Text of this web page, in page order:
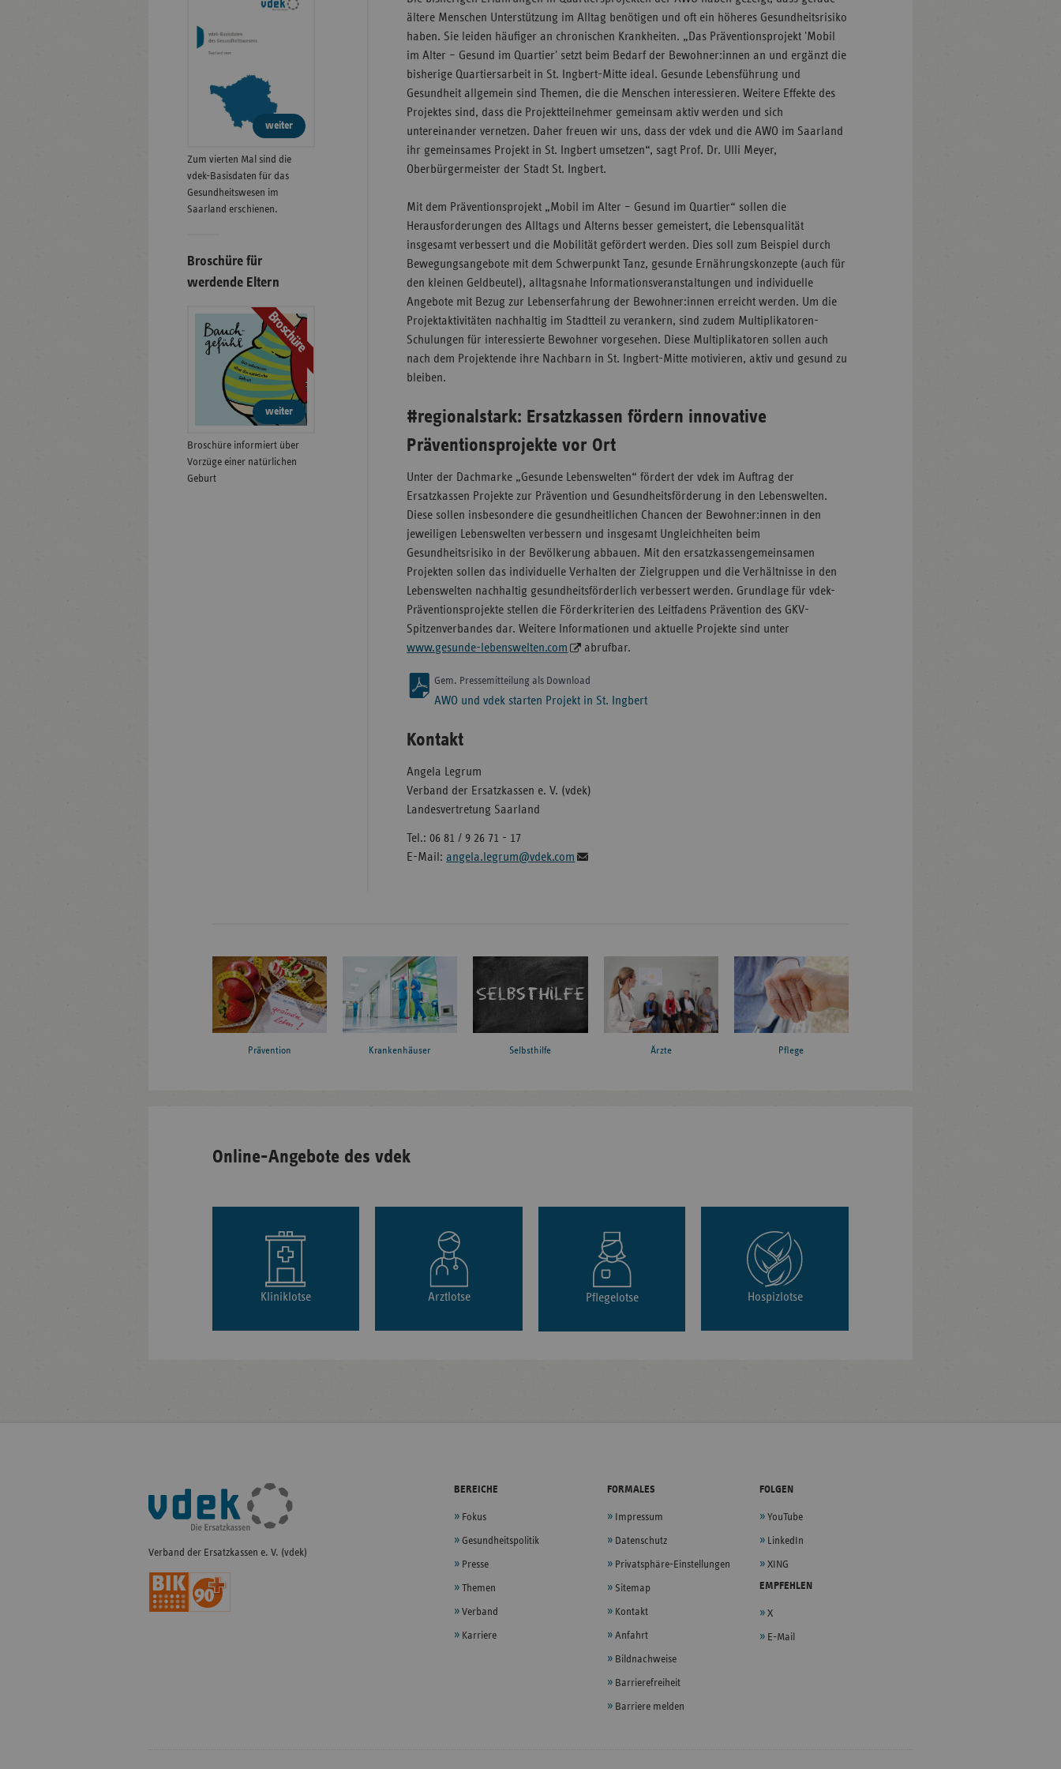
ältere Menschen Unterstützung im Alltag benötigen und oft ein höheres Gesundheitsrisiko
haben. Sie leiden häufiger an chronischen Krankheiten. „Das Präventionsprojekt 'Mobil
im Alter – Gesund im Quartier' setzt beim Bedarf der Bewohner:innen an und ergänzt die
bisherige Quartiersarbeit in St. Ingbert-Mitte ideal. Gesunde Lebensführung und
Gesundheit allgemein sind Themen, die die Menschen interessieren. Weitere Effekte des
Projektes sind, dass die Projektteilnehmer gemeinsam aktiv werden und sich
untereinander vernetzen. Daher freuen wir uns, dass der vdek und die AWO im Saarland
ihr gemeinsames Projekt in St. Ingbert umsetzen“, sagt Prof. Dr. Ulli Meyer,
Oberbürgermeister der Stadt St. Ingbert.
Mit dem Präventionsprojekt „Mobil im Alter – Gesund im Quartier“ sollen die
Herausforderungen des Alltags und Alterns besser gemeistert, die Lebensqualität
insgesamt verbessert und die Mobilität gefördert werden. Dies soll zum Beispiel durch
Bewegungsangebote mit dem Schwerpunkt Tanz, gesunde Ernährungskonzepte (auch für
den kleinen Geldbeutel), alltagsnahe Informationsveranstaltungen und individuelle
Angebote mit Bezug zur Lebenserfahrung der Bewohner:innen erreicht werden. Um die
Projektaktivitäten nachhaltig im Stadtteil zu verankern, sind zudem Multiplikatoren-
Schulungen für interessierte Bewohner vorgesehen. Diese Multiplikatoren sollen auch
nach dem Projektende ihre Nachbarn in St. Ingbert-Mitte motivieren, aktiv und gesund zu
bleiben.
#regionalstark: Ersatzkassen fördern innovative
Präventionsprojekte vor Ort
Unter der Dachmarke „Gesunde Lebenswelten“ fördert der vdek im Auftrag der
Ersatzkassen Projekte zur Prävention und Gesundheitsförderung in den Lebenswelten.
Diese sollen insbesondere die gesundheitlichen Chancen der Bewohner:innen in den
jeweiligen Lebenswelten verbessern und insgesamt Ungleichheiten beim
Gesundheitsrisiko in der Bevölkerung abbauen. Mit den ersatzkassengemeinsamen
Projekten sollen das individuelle Verhalten der Zielgruppen und die Verhältnisse in den
Lebenswelten nachhaltig gesundheitsförderlich verbessert werden. Grundlage für vdek-
Präventionsprojekte stellen die Förderkriterien des Leitfadens Prävention des GKV-
Spitzenverbandes dar. Weitere Informationen und aktuelle Projekte sind unter
www.gesunde-lebenswelten.com
abrufbar.
Gem. Pressemitteilung als Download
AWO und vdek starten Projekt in St. Ingbert
Kontakt
Angela Legrum
Verband der Ersatzkassen e. V. (vdek)
Landesvertretung Saarland
Tel.: 06 81 / 9 26 71 - 17
E-Mail: angela.legrum@vdek.com
weiter
Zum vierten Mal sind die
vdek-Basisdaten für das
Gesundheitswesen im
Saarland erschienen.
Broschüre für
werdende Eltern
Broschüre
weiter
Broschüre informiert über
Vorzüge einer natürlichen
Geburt
Prävention Krankenhäuser Selbsthilfe Ärzte Pflege
Online-Angebote des vdek
Kliniklotse Arztlotse Pflegelotse Hospizlotse
Fußleisten-
Navigation
Verband der Ersatzkassen e. V. (vdek)
BEREICHE
Fokus
Gesundheitspolitik
Presse
Themen
Verband
Karriere
FORMALES
Impressum
Datenschutz
Privatsphäre-Einstellungen
Sitemap
Kontakt
Anfahrt
Bildnachweise
Barrierefreiheit
Barriere melden
FOLGEN
YouTube
LinkedIn
XING
EMPFEHLEN
X
E-Mail